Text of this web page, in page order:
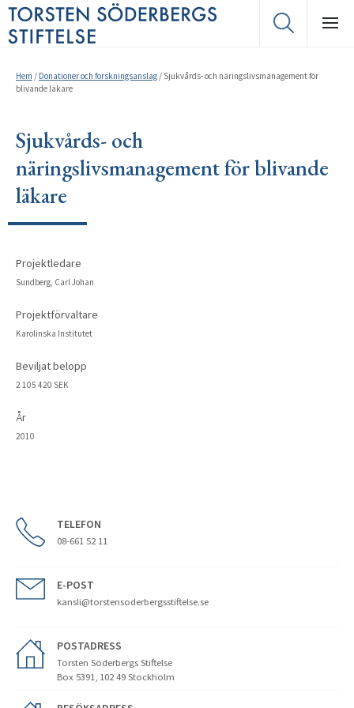
Hem / Donationer och forskningsanslag / Sjukvårds- och näringslivsmanagement för
blivande läkare
Sjukvårds- och
näringslivsmanagement för blivande
läkare
Projektledare
Sundberg, Carl Johan
Projektförvaltare
Karolinska Institutet
Beviljat belopp
2 105 420 SEK
År
2010
TELEFON
08-661 52 11
E-POST
kansli@torstensoderbergsstiftelse.se
POSTADRESS
Torsten Söderbergs Stiftelse
Box 5391, 102 49 Stockholm